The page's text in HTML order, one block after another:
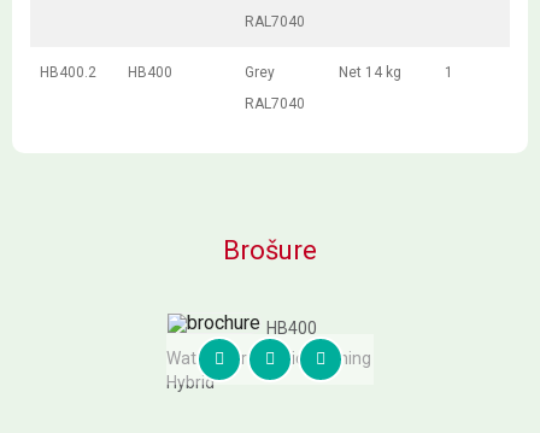
RAL7040
HB400.2 HB400
Grey
RAL7040
Net 14 kg 1
Brošure
HB400
Waterguard Liquid Flashing
Hybrid